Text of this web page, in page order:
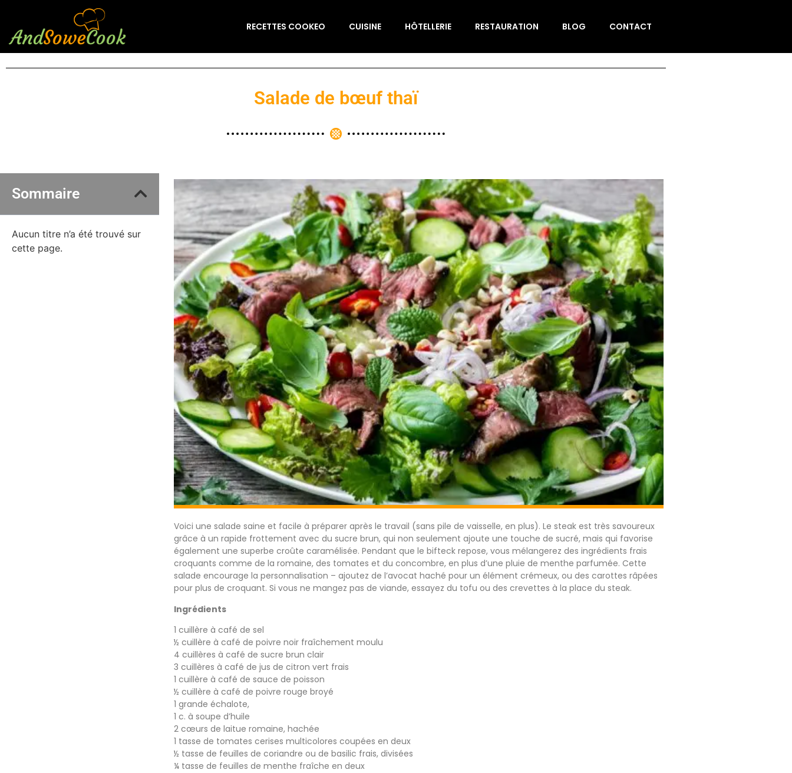
RECETTES COOKEO CUISINE HÔTELLERIE RESTAURATION BLOG CONTACT
Salade de bœuf thaï
Sommaire
Aucun titre n’a été trouvé sur
cette page.
Voici une salade saine et facile à préparer après le travail (sans pile de vaisselle, en plus). Le steak est très savoureux
grâce à un rapide frottement avec du sucre brun, qui non seulement ajoute une touche de sucré, mais qui favorise
également une superbe croûte caramélisée. Pendant que le bifteck repose, vous mélangerez des ingrédients frais
croquants comme de la romaine, des tomates et du concombre, en plus d’une pluie de menthe parfumée. Cette
salade encourage la personnalisation – ajoutez de l’avocat haché pour un élément crémeux, ou des carottes râpées
pour plus de croquant. Si vous ne mangez pas de viande, essayez du tofu ou des crevettes à la place du steak.
Ingrédients
1 cuillère à café de sel
½ cuillère à café de poivre noir fraîchement moulu
4 cuillères à café de sucre brun clair
3 cuillères à café de jus de citron vert frais
1 cuillère à café de sauce de poisson
½ cuillère à café de poivre rouge broyé
1 grande échalote,
1 c. à soupe d’huile
2 cœurs de laitue romaine, hachée
1 tasse de tomates cerises multicolores coupées en deux
½ tasse de feuilles de coriandre ou de basilic frais, divisées
¼ tasse de feuilles de menthe fraîche en deux